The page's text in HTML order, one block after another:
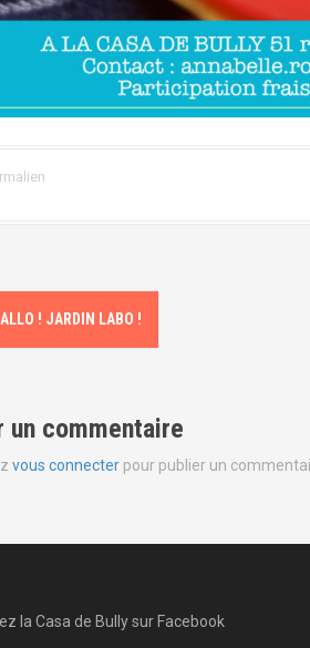
! JARDIN LABO !
un commentaire
vous connecter pour publier un
la Casa de Bully sur Facebook